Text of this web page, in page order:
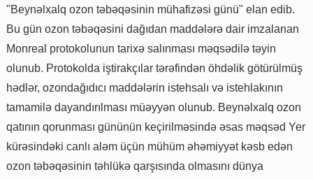
"Beynəlxalq ozon təbəqəsinin mühafizəsi günü" elan edib.
Bu gün ozon təbəqəsini dağıdan maddələrə dair imzalanan
Monreal protokolunun tarixə salınması məqsədilə təyin
olunub. Protokolda iştirakçılar tərəfindən öhdəlik götürülmüş
hədlər, ozondağıdıcı maddələrin istehsalı və istehlakının
tamamilə dayandırılması müəyyən olunub. Beynəlxalq ozon
qatının qorunması gününün keçirilməsində əsas məqsəd Yer
kürəsindəki canlı aləm üçün mühüm əhəmiyyət kəsb edən
ozon təbəqəsinin təhlükə qarşısında olmasını dünya